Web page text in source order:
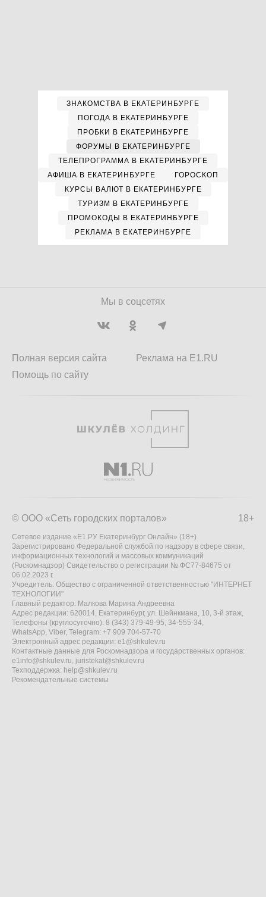
ЗНАКОМСТВА В ЕКАТЕРИНБУРГЕ
ПОГОДА В ЕКАТЕРИНБУРГЕ
ПРОБКИ В ЕКАТЕРИНБУРГЕ
ФОРУМЫ В ЕКАТЕРИНБУРГЕ
ТЕЛЕПРОГРАММА В ЕКАТЕРИНБУРГЕ
АФИША В ЕКАТЕРИНБУРГЕ
ГОРОСКОП
КУРСЫ ВАЛЮТ В ЕКАТЕРИНБУРГЕ
ТУРИЗМ В ЕКАТЕРИНБУРГЕ
ПРОМОКОДЫ В ЕКАТЕРИНБУРГЕ
РЕКЛАМА В ЕКАТЕРИНБУРГЕ
Мы в соцсетях
Полная версия сайта
Помощь по сайту
Реклама на E1.RU
18+
© ООО «Сеть городских порталов»
Сетевое издание «Е1.РУ Екатеринбург Онлайн» (18+)
Зарегистрировано Федеральной службой по надзору в сфере связи,
информационных технологий и массовых коммуникаций
(Роскомнадзор) Свидетельство о регистрации № ФС77-84675 от
06.02.2023 г.
Учредитель: Общество с ограниченной ответственностью "ИНТЕРНЕТ
ТЕХНОЛОГИИ"
Главный редактор: Малкова Марина Андреевна
Адрес редакции: 620014, Екатеринбург, ул. Шейнкмана, 10, 3-й этаж,
Телефоны (круглосуточно): 8 (343) 379-49-95, 34-555-34,
WhatsApp, Viber, Telegram: +7 909 704-57-70
Электронный адрес редакции: e1@shkulev.ru
Контактные данные для Роскомнадзора и государственных органов:
e1info@shkulev.ru, juristekat@shkulev.ru
Техподдержка: help@shkulev.ru
Рекомендательные системы